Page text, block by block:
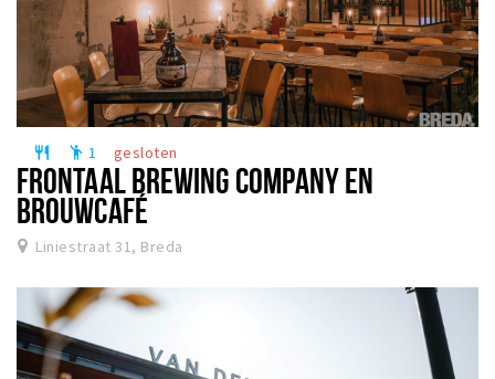
restaurant emoji_people 1 gesloten
FRONTAAL BREWING COMPANY EN
BROUWCAFÉ
Liniestraat 31, Breda